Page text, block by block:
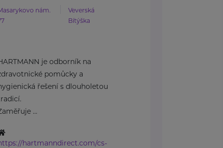
nám.
Veverská
Bítýška
je odborník na
pomůcky a
řešení s dlouholetou
...
hartmanndirect.com/cs-